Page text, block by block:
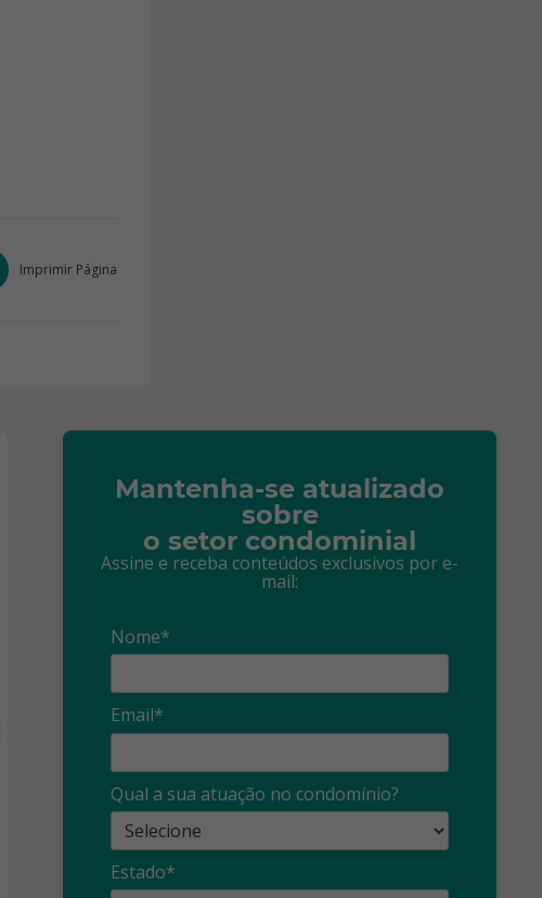
Imprimir Página
PCMSO: O que é?
profissional:
cuidado com as
propagandas
Mantenha-se atualizado
sobre
o setor condominial
Assine e receba conteúdos exclusivos por e-
mail:
Nome*
Email*
Qual a sua atuação no condomínio?
Estado*